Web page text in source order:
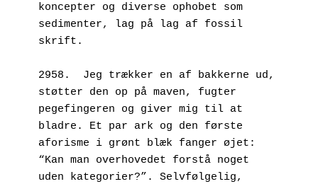
koncepter og diverse ophobet som
sedimenter, lag på lag af fossil
skrift.
2958.  Jeg trækker en af bakkerne ud,
støtter den op på maven, fugter
pegefingeren og giver mig til at
bladre. Et par ark og den første
aforisme i grønt blæk fanger øjet:
“Kan man overhovedet forstå noget
uden kategorier?”. Selvfølgelig,